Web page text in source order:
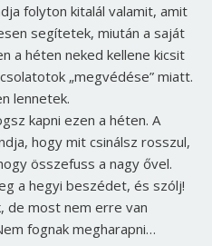
folyton kitalál valamit, amit
segítetek, miután a saját
a héten neked kellene kicsit
„megvédése” miatt.
lennetek.
kapni ezen a héten. A
hogy mit csinálsz rosszul,
összefuss a nagy ővel.
a hegyi beszédet, és szólj!
de most nem erre van
fognak megharapni…